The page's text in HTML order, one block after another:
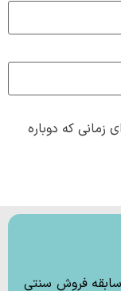
زمانی که دوباره
لادن با بیش از ۵۰ سال سابقه فروش سنتی